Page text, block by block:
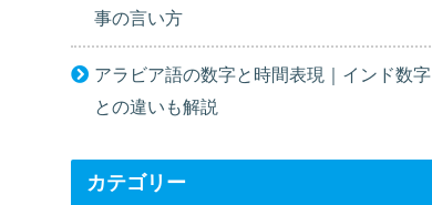
事の言い方
アラビア語の数字と時間表現｜インド数字
との違いも解説
カテゴリー